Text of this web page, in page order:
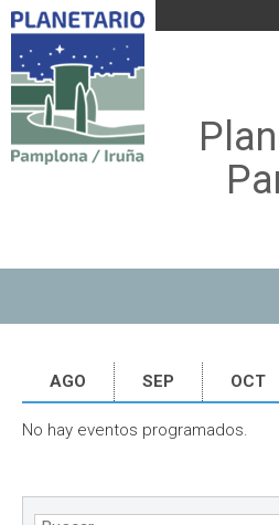
AGO SEP OCT
No hay eventos programados.